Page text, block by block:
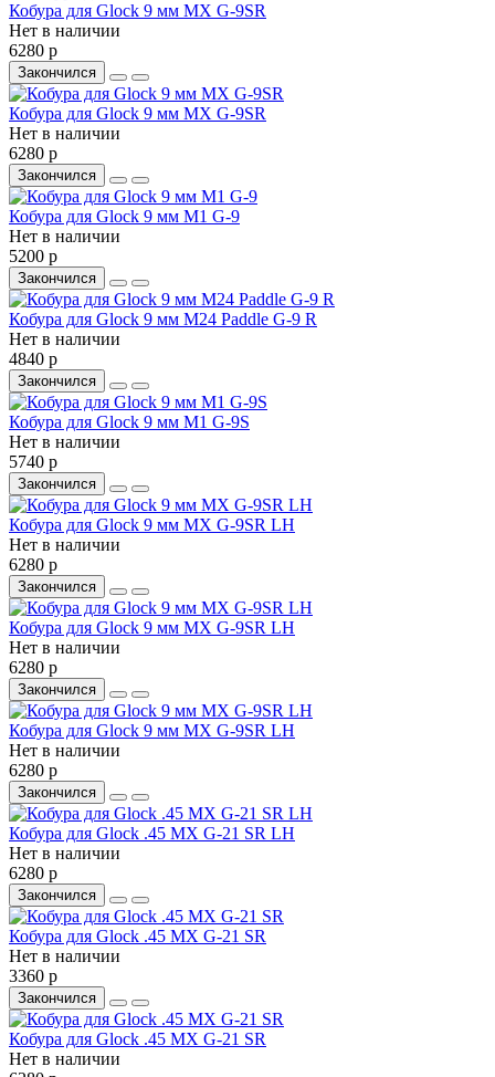
Кобура для Glock 9 мм MX G-9SR
Нет в наличии
6280 р
Закончился
Кобура для Glock 9 мм MX G-9SR
Нет в наличии
6280 р
Закончился
Кобура для Glock 9 мм M1 G-9
Нет в наличии
5200 р
Закончился
Кобура для Glock 9 мм M24 Paddle G-9 R
Нет в наличии
4840 р
Закончился
Кобура для Glock 9 мм M1 G-9S
Нет в наличии
5740 р
Закончился
Кобура для Glock 9 мм MX G-9SR LH
Нет в наличии
6280 р
Закончился
Кобура для Glock 9 мм MX G-9SR LH
Нет в наличии
6280 р
Закончился
Кобура для Glock 9 мм MX G-9SR LH
Нет в наличии
6280 р
Закончился
Кобура для Glock .45 MX G-21 SR LH
Нет в наличии
6280 р
Закончился
Кобура для Glock .45 MX G-21 SR
Нет в наличии
3360 р
Закончился
Кобура для Glock .45 MX G-21 SR
Нет в наличии